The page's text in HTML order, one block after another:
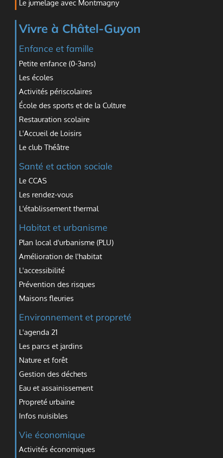
Le jumelage avec Montmagny
Vivre à Châtel-Guyon
Enfance et famille
Petite enfance (0-3ans)
Les écoles
Activités périscolaires
École des sports et de la Culture
Restauration scolaire
L'Accueil de Loisirs
Le club Théâtre
Santé et action sociale
Le CCAS
Les rendez-vous
L'établissement thermal
Habitat et urbanisme
Plan local d'urbanisme (PLU)
Amélioration de l'habitat
L'accessibilité
Prévention des risques
Maisons fleuries
Environnement et propreté
L'agenda 21
Les parcs et jardins
Nature et forêt
Gestion des déchets
Eau et assainissement
Propreté urbaine
Infos nuisibles
Vie économique
Activités économiques